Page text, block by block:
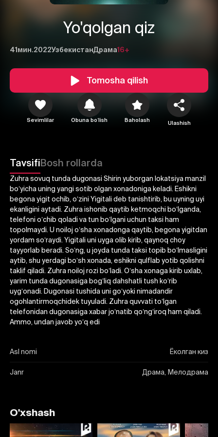
Yo'qolgan qiz
41мин.2022УзбекистанДрама16+
Tomosha qilish
Sevimlilar Obuna boʻlish Baholash Ulashish
TavsifiBosh rollarda
Zuhra sovuq tunda dugonasi Shirin yuborgan lokatsiya manzil
boʼyicha uning yangi sotib olgan xonadoniga keladi. Eshikni
begona yigit ochib, oʼzini Yigitali deb tanishtirib, bu uyning uyi
ekanligini aytadi. Zuhra ishonib qaytib ketmoqchi boʼlganda,
telefoni oʼchib qoladi va tun boʼlgani uchun taksi ham
topolmaydi. U noiloj oʼsha xonadonga qaytib, begona yigitdan
yordam soʼraydi. Yigitali uni uyga olib kirib, qaynoq choy
tayyorlab beradi. Soʼng, u joyda tunda taksi topib boʼlmasligini
aytib, shu yerdagi boʼsh xonada, eshikni qulflab yotib qolishni
taklif qiladi. Zuhra noiloj rozi boʼladi. Oʼsha xonaga kirib uxlab,
yarim tunda dugonasiga bogʼliq dahshatli tush koʼrib
uygʼonadi. Dugonasi tushida uni goʼyoki nimadandir
ogohlantirmoqchidek tuyuladi. Zuhra quvvati toʼlgan
telefonidan dugonasiga xabar joʼnatib qoʼngʼiroq ham qiladi.
Аmmo, undan javob yoʼq edi
Asl nomi Ёколган киз
Janr Драма, Мелодрама
Yuborish
O'xshash
Bekor qilish Tizimga kirish